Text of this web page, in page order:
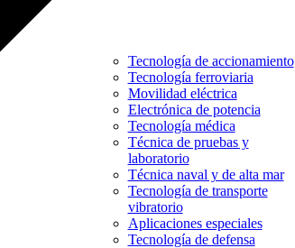
Tecnología de accionamiento
Tecnología ferroviaria
Movilidad eléctrica
Electrónica de potencia
Tecnología médica
Técnica de pruebas y
laboratorio
Técnica naval y de alta mar
Tecnología de transporte
vibratorio
Aplicaciones especiales
Tecnología de defensa